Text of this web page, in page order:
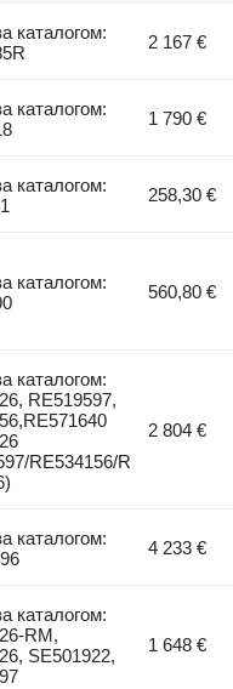
каталогом:
2 167 €
каталогом:
1 790 €
каталогом:
258,30 €
каталогом:
560,80 €
каталогом:
RE519597,
RE534156/R
2 804 €
каталогом:
4 233 €
каталогом:
RM,
SE501922,
1 648 €